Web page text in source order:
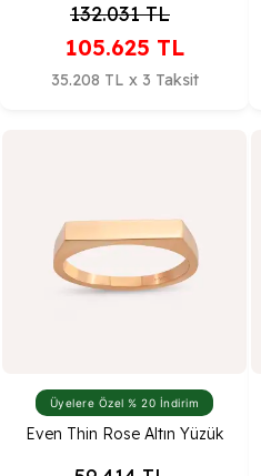
132.031TL
105.625 TL
35.208 TL x 3 Taksit
Üyelere Özel % 20 İndirim
Even Thin Rose Altın Yüzük